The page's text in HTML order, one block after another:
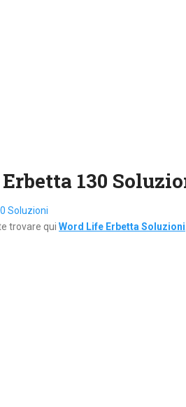
130
Soluzioni
trovare qui Word Life Erbetta Soluzioni